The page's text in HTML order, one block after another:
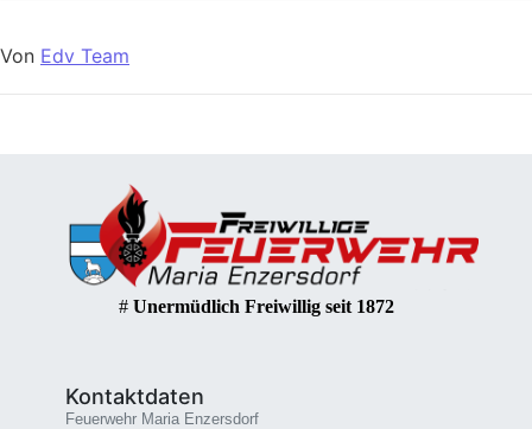
Von Edv Team
# Unermüdlich Freiwillig seit 1872
Kontaktdaten
Feuerwehr Maria Enzersdorf